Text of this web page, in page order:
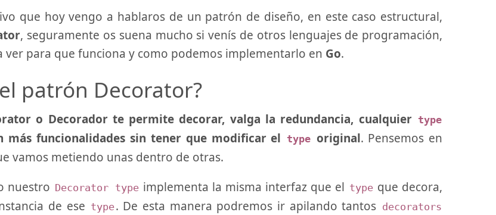
que hoy vengo a hablaros de un patrón de diseño, en este caso estructural,
, seguramente os suena mucho si venís de otros lenguajes de programación,
ver para que funciona y como podemos implementarlo en Go.
patrón Decorator?
o Decorador te permite decorar, valga la redundancia, cualquier type
más funcionalidades sin tener que modificar el type original. Pensemos en
vamos metiendo unas dentro de otras.
nuestro Decorator type implementa la misma interfaz que el type que decora,
de ese type. De esta manera podremos ir apilando tantos decorators